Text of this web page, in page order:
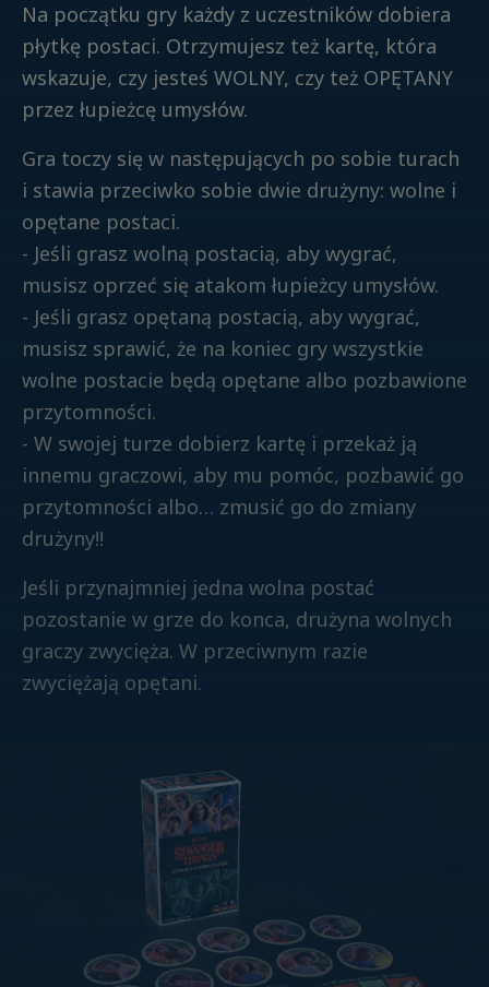
Na początku gry każdy z uczestników dobiera
płytkę postaci. Otrzymujesz też kartę, która
wskazuje, czy jesteś WOLNY, czy też OPĘTANY
przez łupieżcę umysłów.
Gra toczy się w następujących po sobie turach
i stawia przeciwko sobie dwie drużyny: wolne i
opętane postaci.
- Jeśli grasz wolną postacią, aby wygrać,
musisz oprzeć się atakom łupieżcy umysłów.
- Jeśli grasz opętaną postacią, aby wygrać,
musisz sprawić, że na koniec gry wszystkie
wolne postacie będą opętane albo pozbawione
przytomności.
- W swojej turze dobierz kartę i przekaż ją
innemu graczowi, aby mu pomóc, pozbawić go
przytomności albo… zmusić go do zmiany
drużyny!!
Jeśli przynajmniej jedna wolna postać
pozostanie w grze do konca, drużyna wolnych
graczy zwycięża. W przeciwnym razie
zwyciężają opętani.